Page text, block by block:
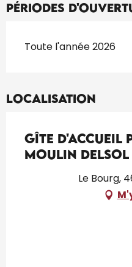
Périodes
Toute l'année 2026
Localisation
Gîte d'Accueil
Moulin Delsol
Le Bourg,